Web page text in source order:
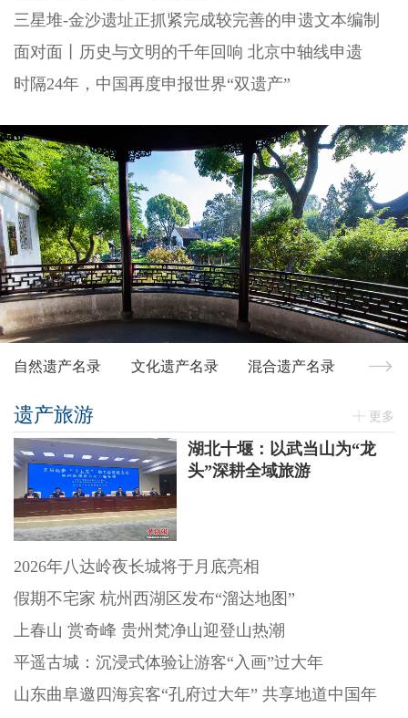
三星堆-金沙遗址正抓紧完成较完善的申遗文本编制
面对面丨历史与文明的千年回响 北京中轴线申遗
时隔24年，中国再度申报世界“双遗产”
自然遗产名录 文化遗产名录 混合遗产名录
遗产旅游 更多
湖北十堰：以武当山为“龙
头”深耕全域旅游
2026年八达岭夜长城将于月底亮相
假期不宅家 杭州西湖区发布“溜达地图”
上春山 赏奇峰 贵州梵净山迎登山热潮
平遥古城：沉浸式体验让游客“入画”过大年
山东曲阜邀四海宾客“孔府过大年” 共享地道中国年